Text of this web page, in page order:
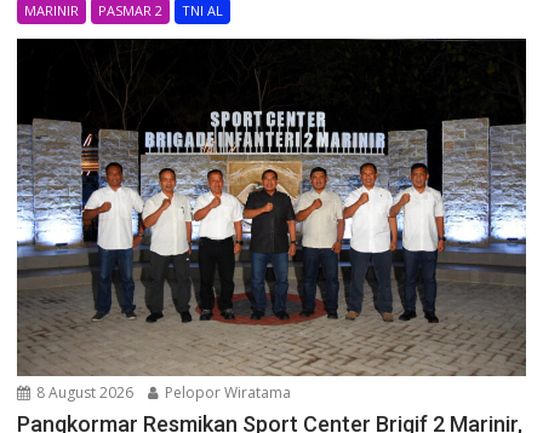
MARINIR PASMAR 2 TNI AL
8 August 2026 Pelopor Wiratama
Pangkormar Resmikan Sport Center Brigif 2 Marinir,